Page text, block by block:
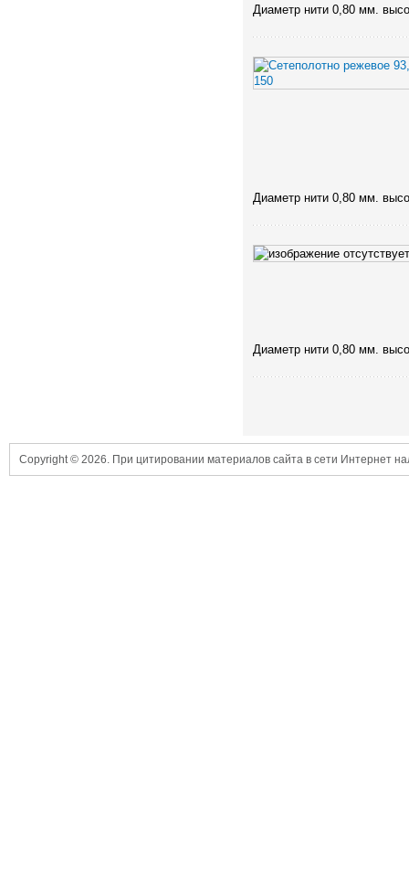
Диаметр нити 0,80 мм.
Диаметр нити 0,80 мм.
Диаметр нити 0,80 мм.
Copyright © 2026. При цитировании материалов сайта в сети Интернет